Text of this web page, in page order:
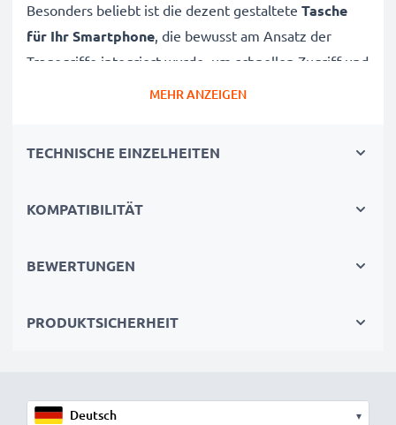
Besonders beliebt ist die dezent gestaltete Tasche
für Ihr Smartphone, die bewusst am Ansatz der
Tragegriffe integriert wurde, um schnellen Zugriff und
Schutz vor neugierigen Blicken und sogar Langfingern
✓ Perfekte Kombination aus Laptoptasche,
✓ Der Inhalt der Tasche ist gut vor Regen, Schmutz,
✓Wasserabweisendes
Abmessungen:
MEHR ANZEIGEN
TECHNISCHE EINZELHEITEN
KOMPATIBILITÄT
BEWERTUNGEN
PRODUKTSICHERHEIT
▾